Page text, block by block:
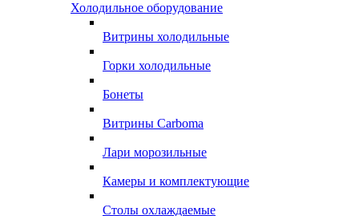
Холодильное оборудование
Витрины холодильные
Горки холодильные
Бонеты
Витрины Carboma
Лари морозильные
Камеры и комплектующие
Столы охлаждаемые